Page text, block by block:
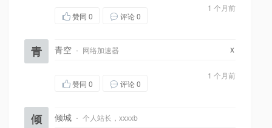
1 个月前
赞同 0 评论 0
青 青空 · 网络加速器 x
1 个月前
赞同 0 评论 0
倾 倾城 · 个人站长，xxxxb